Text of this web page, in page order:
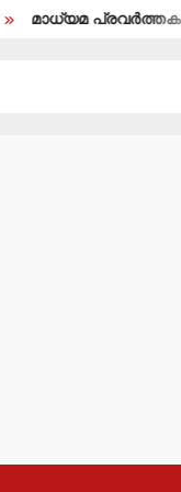
മാധ്യമ പ്രവര്‍ത്തകന്‍